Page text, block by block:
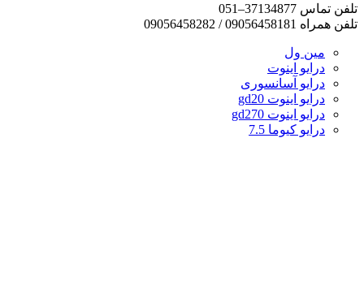
تلفن تماس 37134877–051
تلفن همراه 09056458181 / 09056458282
مین ول
درایو اینوت
درایو آسانسوری
درایو اینوت gd20
درایو اینوت gd270
درایو کیوما 7.5